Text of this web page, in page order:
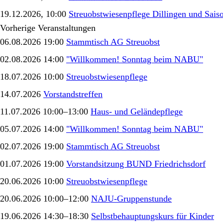
19.12.2026, 10:00 Streuobstwiesenpflege Dillingen und
Vorherige Veranstaltungen
06.08.2026 19:00 Stammtisch AG Streuobst
02.08.2026 14:00 "Willkommen! Sonntag beim NABU"
18.07.2026 10:00 Streuobstwiesenpflege
14.07.2026 Vorstandstreffen
11.07.2026 10:00–13:00 Haus- und Geländepflege
05.07.2026 14:00 "Willkommen! Sonntag beim NABU"
02.07.2026 19:00 Stammtisch AG Streuobst
01.07.2026 19:00 Vorstandsitzung BUND Friedrichsdorf
20.06.2026 10:00 Streuobstwiesenpflege
20.06.2026 10:00–12:00 NAJU-Gruppenstunde
19.06.2026 14:30–18:30 Selbstbehauptungskurs für Kinder